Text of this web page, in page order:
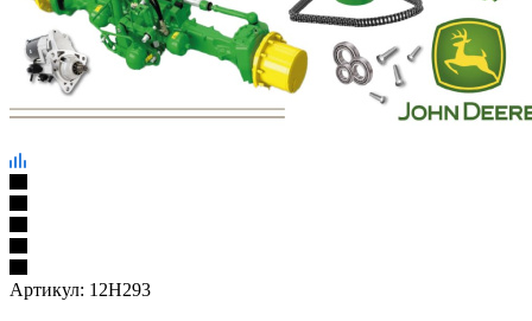
Артикул: 12Н293